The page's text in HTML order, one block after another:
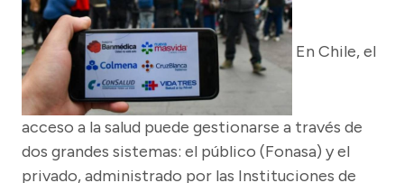
En Chile, el
acceso a la salud puede gestionarse a través de
dos grandes sistemas: el público (Fonasa) y el
privado, administrado por las Instituciones de